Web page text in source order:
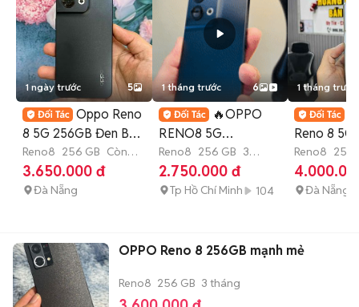
1 ngày trước 5
Oppo Reno
8 5G 256GB Đen BH
3th có trả góp
Reno8 256 GB Còn
bảo hành
3.650.000 đ
Đà Nẵng
1 tháng trước 6
🔥OPPO
RENO8 5G
12GB/256GB Mới 99-
100% MẠNH MẼ🔥
Reno8 256 GB 3
tháng
2.750.000 đ
Tp Hồ Chí Minh 104
1 tháng trước
Reno 8
Vàng
Reno8 256
tháng
Đà Nẵng
OPPO Reno 8 256GB mạnh mẻ
Reno8 256 GB 3 tháng